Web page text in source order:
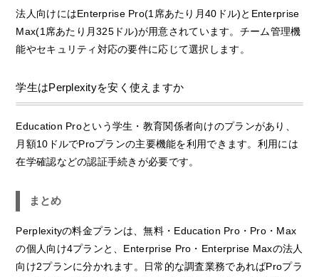
法人向けにはEnterprise Pro(1席あたり月40ドル)とEnterprise
Max(1席あたり月325ドル)が用意されています。チーム管理機
能やセキュリティ対応の要件に応じて選択します。
学生はPerplexityを安く使えますか
Education Proという学生・教育関係者向けのプランがあり、
月額10ドルでProプランの主要機能を利用できます。利用には
在学確認などの認証手続きが必要です。
まとめ
Perplexityの料金プランは、無料・Education Pro・Pro・Max
の個人向け4プランと、Enterprise Pro・Enterprise Maxの法人
向け2プランに分かれます。日常的な調査業務であればProプラ